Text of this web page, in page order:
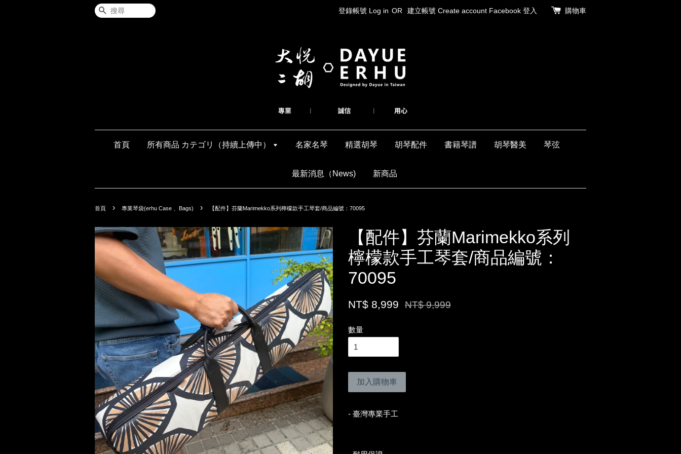
搜尋 登錄帳號 Log in OR 建立帳號 Create account Facebook 登入 購物車
首頁 所有商品 カテゴリ（持續上傳中） 名家名琴 精選胡琴 胡琴配件 書籍琴譜 胡琴醫美 琴弦
最新消息（News) 新商品
首頁 › 專業琴袋(erhu Case 、Bags) › 【配件】芬蘭Marimekko系列檸檬款手工琴套/商品編號：70095
【配件】芬蘭Marimekko系列
檸檬款手工琴套/商品編號：
70095
NT$ 8,999 NT$ 9,999
數量
加入購物車
- 臺灣專業手工